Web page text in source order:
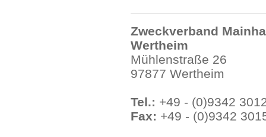
Zweckverband
Wertheim
Mühlenstraße 26
97877 Wertheim
Tel.: +49 - (0)9342
Fax: +49 - (0)9342